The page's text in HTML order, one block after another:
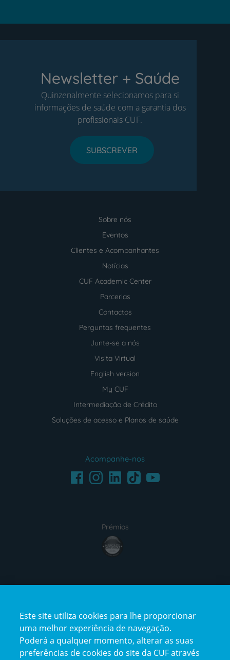
Newsletter + Saúde
Quinzenalmente selecionamos para si
informações de saúde com a garantia dos
profissionais CUF.
SUBSCREVER
Sobre nós
Eventos
Clientes e Acompanhantes
Notícias
CUF Academic Center
Parcerias
Contactos
Perguntas frequentes
Junte-se a nós
Visita Virtual
English version
My CUF
Intermediação de Crédito
Soluções de acesso e Planos de saúde
Acompanhe-nos
FacebookInstagramLinkedInTikTokYoutube
Prémios
award4
certification2certification3
Este site utiliza cookies para lhe proporcionar
uma melhor experiência de navegação.
Poderá a qualquer momento, alterar as suas
preferências de cookies do site da CUF através